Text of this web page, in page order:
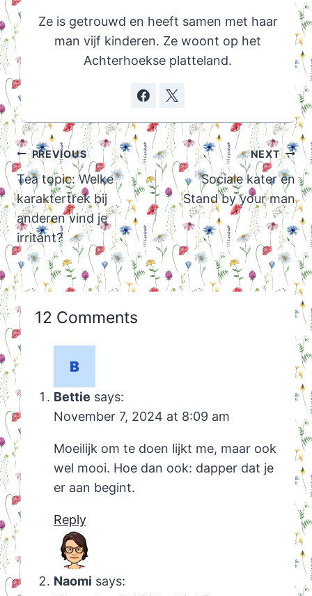
Ze is getrouwd en heeft samen met haar
man vijf kinderen. Ze woont op het
Achterhoekse platteland.
Post
navigation
PREVIOUS
Tea topic: Welke
karaktertrek bij
anderen vind je
irritant?
NEXT
Sociale kater en
Stand by your man
12 Comments
Bettie says:
November 7, 2024 at 8:09 am
Moeilijk om te doen lijkt me, maar ook
wel mooi. Hoe dan ook: dapper dat je
er aan begint.
Reply
Naomi says: